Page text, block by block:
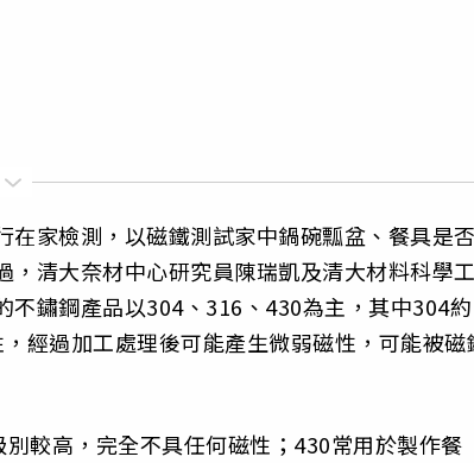
家檢測，以磁鐵測試家中鍋碗瓢盆、餐具是否
清大奈材中心研究員陳瑞凱及清大材料科學工
鏽鋼產品以304、316、430為主，其中304約
經過加工處理後可能產生微弱磁性，可能被磁
較高，完全不具任何磁性；430常用於製作餐